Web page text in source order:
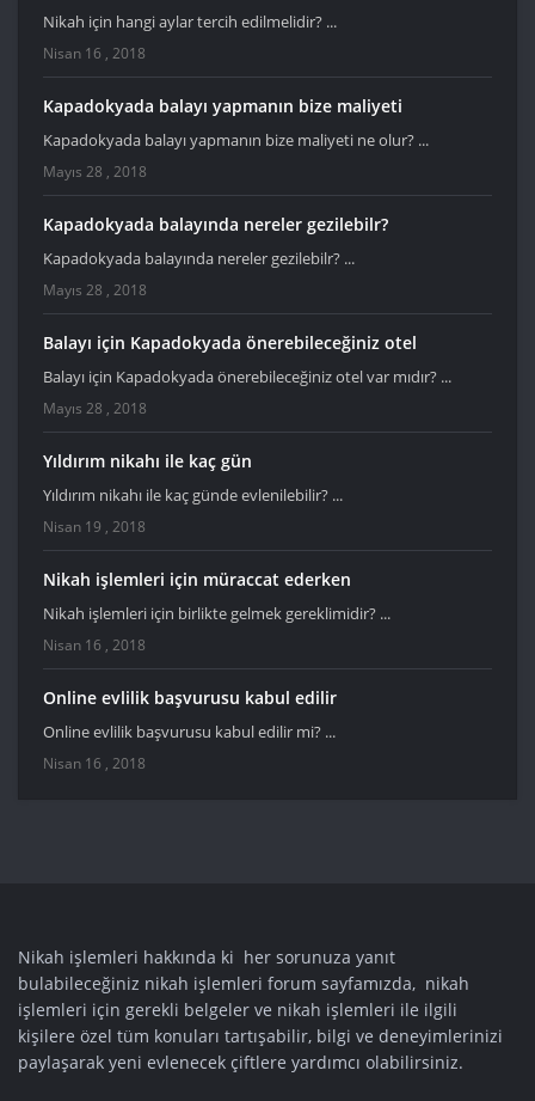
Nikah için hangi aylar tercih edilmelidir? ...
Nisan 16 , 2018
Kapadokyada balayı yapmanın bize maliyeti
Kapadokyada balayı yapmanın bize maliyeti ne olur? ...
Mayıs 28 , 2018
Kapadokyada balayında nereler gezilebilr?
Kapadokyada balayında nereler gezilebilr? ...
Mayıs 28 , 2018
Balayı için Kapadokyada önerebileceğiniz otel
Balayı için Kapadokyada önerebileceğiniz otel var mıdır? ...
Mayıs 28 , 2018
Yıldırım nikahı ile kaç gün
Yıldırım nikahı ile kaç günde evlenilebilir? ...
Nisan 19 , 2018
Nikah işlemleri için müraccat ederken
Nikah işlemleri için birlikte gelmek gereklimidir? ...
Nisan 16 , 2018
Online evlilik başvurusu kabul edilir
Online evlilik başvurusu kabul edilir mi? ...
Nisan 16 , 2018
Nikah işlemleri hakkında ki her sorunuza yanıt
bulabileceğiniz nikah işlemleri forum sayfamızda, nikah
işlemleri için gerekli belgeler ve nikah işlemleri ile ilgili
kişilere özel tüm konuları tartışabilir, bilgi ve deneyimlerinizi
paylaşarak yeni evlenecek çiftlere yardımcı olabilirsiniz.